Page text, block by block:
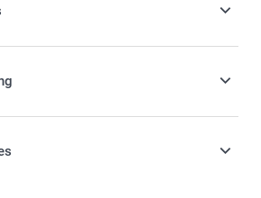
(€) inclusief BTW en exclusief